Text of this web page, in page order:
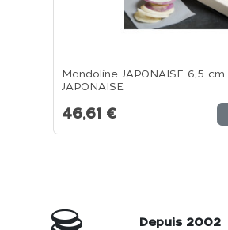
Mandoline JAPONAISE 6,5
JAPONAISE
46,61 €
Depuis 2002